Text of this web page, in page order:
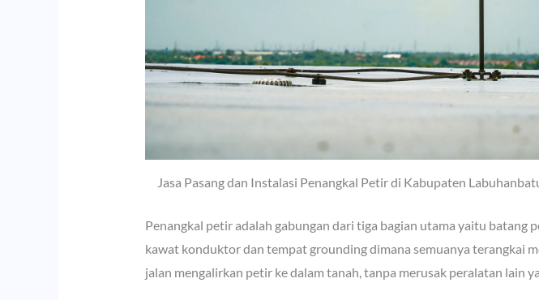
Jasa Pasang dan Instalasi Penangkal Petir di Kabupaten
Penangkal petir adalah gabungan dari tiga bagian utama yaitu batang
kawat konduktor dan tempat grounding dimana semuanya terangkai
jalan mengalirkan petir ke dalam tanah, tanpa merusak peralatan lain